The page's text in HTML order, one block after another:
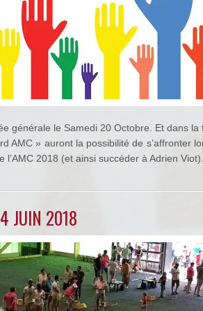
générale le Samedi 20 Octobre. Et dans la
AMC » auront la possibilité de s’affronter
2018 (et ainsi succéder à Adrien Viot).
JUIN 2018